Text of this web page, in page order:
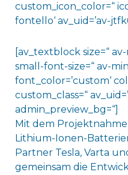
custom_icon_color=“
fontello‘ av_uid=’av-
[av_textblock size=“
small-font-size=“ av-
font_color=’custom‘
custom_class=“
admin_preview_bg=“]
Mit dem
Lithium-Ionen-
Partner Tesla, Varta
gemeinsam die